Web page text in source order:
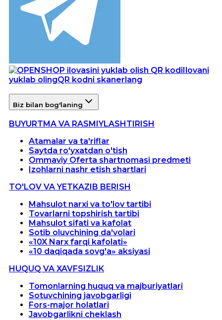
Ilovani
yuklab olingQR kodni skanerlang
Biz bilan bog'laning
BUYURTMA VA RASMIYLASHTIRISH
Atamalar va ta'riflar
Saytda ro'yxatdan o'tish
Ommaviy Oferta shartnomasi predmeti
Izohlarni nashr etish shartlari
TO'LOV VA YETKAZIB BERISH
Mahsulot narxi va to'lov tartibi
Tovarlarni topshirish tartibi
Mahsulot sifati va kafolat
Sotib oluvchining da'volari
«10X Narx farqi kafolati»
«10 daqiqada sovg'a» aksiyasi
HUQUQ VA XAVFSIZLIK
Tomonlarning huquq va majburiyatlari
Sotuvchining javobgarligi
Fors-major holatlari
Javobgarlikni cheklash